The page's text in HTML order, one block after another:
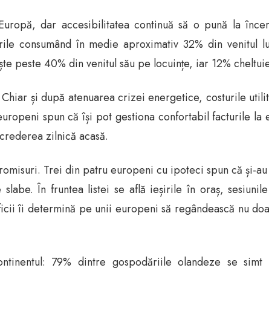
dar accesibilitatea continuă să o pună la
consumând în medie aproximativ 32% din venitul
peste 40% din venitul său pe locuințe, iar 12%
și după atenuarea crizei energetice, costurile
spun că își pot gestiona confortabil facturile la
zilnică acasă.
Trei din patru europeni cu ipoteci spun că și-
În fruntea listei se află ieșirile în oraș,
îi determină pe unii europeni să regândească nu
79% dintre gospodăriile olandeze se